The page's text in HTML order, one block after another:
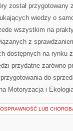
został przygotowany
wiedzy o
wszystkim na
z
dostępnych na rynku
przydatne zarówno
do
Motoryzacja i
LUB